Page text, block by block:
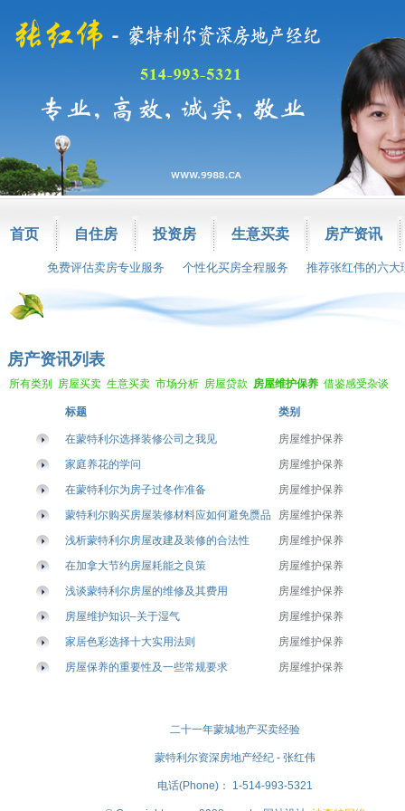
首页 自住房 投资房 生意买卖 房产资讯
免费评估卖房专业服务 个性化买房全程服务 推荐张红伟的六大
房产资讯列表
所有类别 房屋买卖 生意买卖 市场分析 房屋贷款 房屋维护保养 借鉴感受杂谈
标题 类别
在蒙特利尔选择装修公司之我见
房屋维护保养
家庭养花的学问
房屋维护保养
在蒙特利尔为房子过冬作准备
房屋维护保养
蒙特利尔购买房屋装修材料应如何避免赝品
房屋维护保养
浅析蒙特利尔房屋改建及装修的合法性
房屋维护保养
在加拿大节约房屋耗能之良策
房屋维护保养
浅谈蒙特利尔房屋的维修及其费用
房屋维护保养
房屋维护知识–关于湿气
房屋维护保养
家居色彩选择十大实用法则
房屋维护保养
房屋保养的重要性及一些常规要求
房屋维护保养
二十一年蒙城地产买卖经验
蒙特利尔资深房地产经纪 - 张红伟
电话(Phone)： 1-514-993-5321